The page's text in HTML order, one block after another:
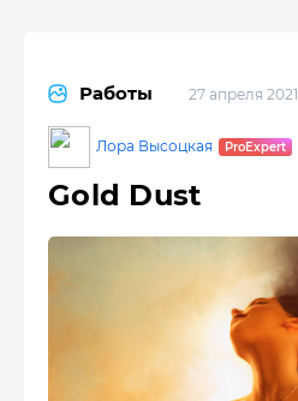
Работы 27 апреля 2021
Лора Высоцкая
Gold Dust